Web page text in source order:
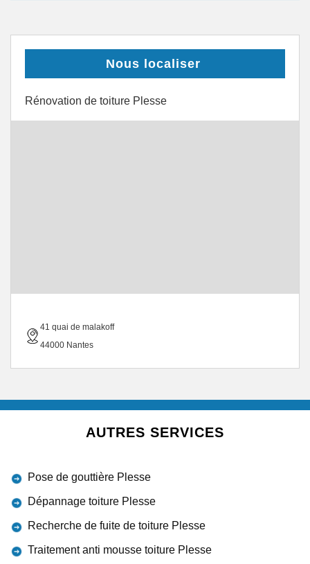
Nous localiser
Rénovation de toiture Plesse
41 quai de malakoff
44000 Nantes
AUTRES SERVICES
Pose de gouttière Plesse
Dépannage toiture Plesse
Recherche de fuite de toiture Plesse
Traitement anti mousse toiture Plesse